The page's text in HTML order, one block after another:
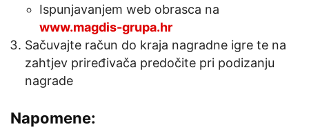
Ispunjavanjem web obrasca na
www.magdis-grupa.hr
Sačuvajte račun do kraja nagradne igre te na
zahtjev priređivača predočite pri podizanju
nagrade
Napomene: